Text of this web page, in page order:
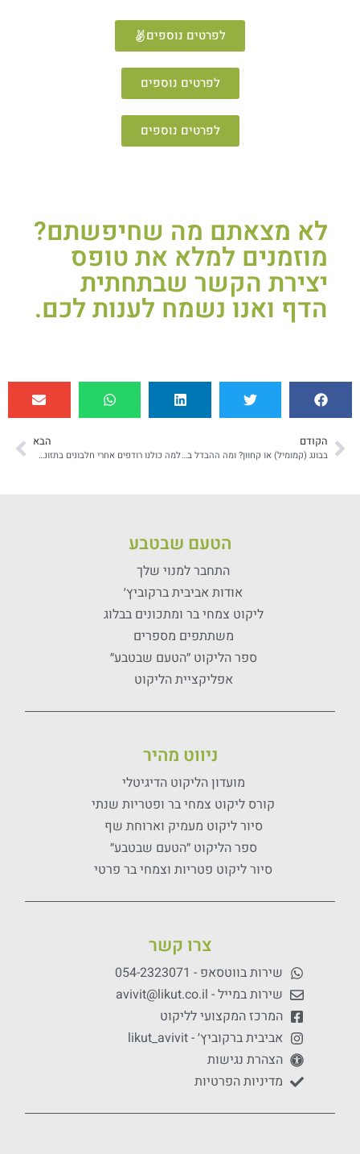
לפרטים נוספים
לפרטים נוספים
לפרטים נוספים
לא מצאתם מה שחיפשתם?
מוזמנים למלא את טופס
יצירת הקשר שבתחתית
הדף ואנו נשמח לענות לכם.
הקודם
בבונג (קמומיל) או קחוון? ומה ההבדל ביניהם? ואיך משתמשים בהם?
הבא
למה כולנו רודפים אחרי חלבונים בתזונה ולמה כדאי להפסיק?
הטעם שבטבע
התחבר למנוי שלך
אודות אביבית ברקוביץ׳
ליקוט צמחי בר ומתכונים בבלוג
משתתפים מספרים
ספר הליקוט ״הטעם שבטבע״
אפליקציית הליקוט
ניווט מהיר
מועדון הליקוט הדיגיטלי
קורס ליקוט צמחי בר ופטריות שנתי
סיור ליקוט מעמיק וארוחת שף
ספר הליקוט ״הטעם שבטבע״
סיור ליקוט פטריות וצמחי בר פרטי
צרו קשר
שירות בווטסאפ - 054-2323071
שירות במייל - avivit@likut.co.il
המרכז המקצועי לליקוט
אביבית ברקוביץ׳ - likut_avivit
הצהרת נגישות
מדיניות הפרטיות